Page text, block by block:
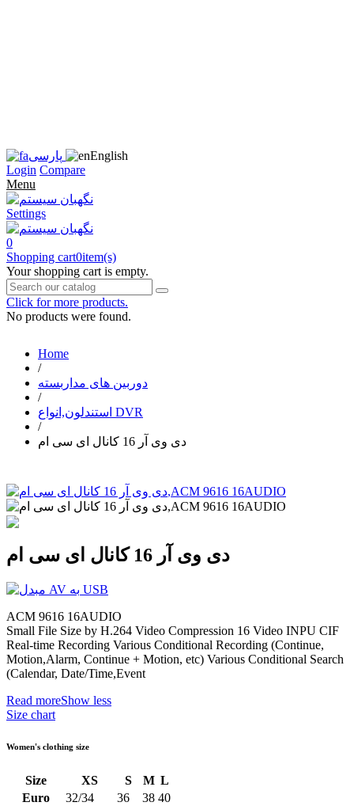
پارسی
English
Login Compare
Menu
Settings
0
Shopping cart0item(s)
Your shopping cart is empty.
Click for more products.
No products were found.
Home
/
دوربین های مداربسته
/
استندلون,انواع DVR
/
دی وی آر 16 کانال ای سی ام
دی وی آر 16 کانال ای سی ام
ACM 9616 16AUDIO
Small File Size by H.264 Video Compression 16 Video INPU CIF
Real-time Recording Various Conditional Recording (Continue,
Motion,Alarm, Continue + Motion, etc) Various Conditional Search
(Calendar, Date/Time,Event
Read moreShow less
Size chart
Women's clothing size
Size XS S M L
Euro
32/34 36 38 40